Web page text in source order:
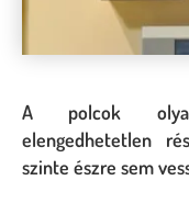
A polcok
elengedhetetlen
szinte észre sem